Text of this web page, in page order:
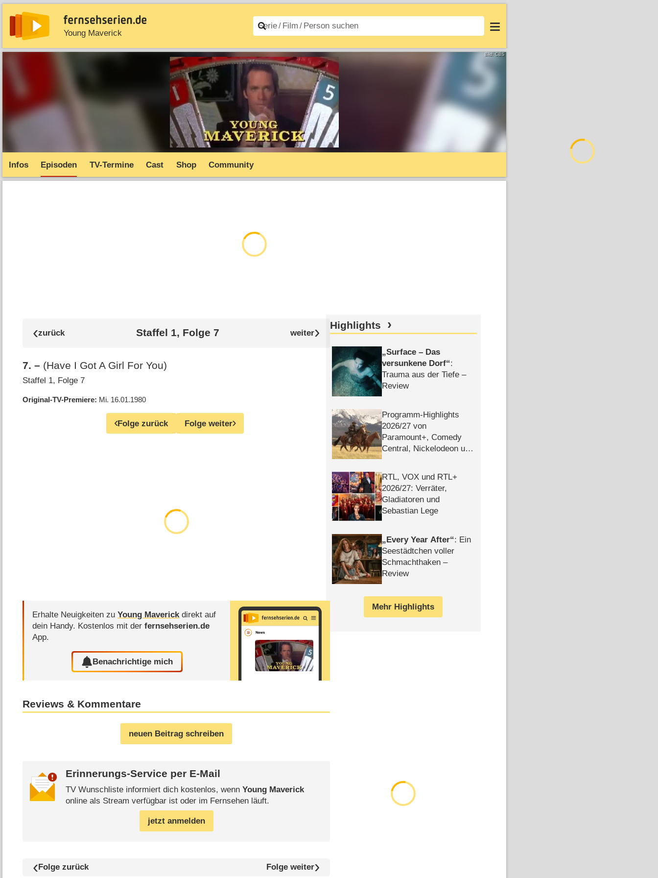
Young Maverick
News Entdecken Streaming Filme A–Z Login
Bild: CBS
Infos Episoden TV-Termine Cast Shop Community
Staffel 1, Folge 7
7.– (Have I Got A Girl For You)
Staffel 1, Folge 7
Original-TV-Premiere Mi. 16.01.1980
Folge zurück Folge weiter
Erhalte Neuigkeiten zuYoung Maverickdirekt auf
dein Handy. Kostenlos mit derfernsehserien.de
App.
Benachrichtige mich
Reviews & Kommentare
neuen Beitrag schreiben
Erinnerungs-Service per E-Mail
TV Wunschliste informiert dich kostenlos, wenn Young Maverick
online als Stream verfügbar ist oder im Fernsehen läuft.
jetzt anmelden
Folge zurück Folge weiter
Highlights
Surface – Das
versunkene Dorf :
Trauma aus der Tiefe –
Review
Programm-Highlights
2026/​27 von
Paramount+, Comedy
Central, Nickelodeon und
RTL, VOX und RTL+
2026/​27: Verräter,
Gladiatoren und
Sebastian Lege
Every Year After : Ein
Seestädtchen voller
Schmachthaken –
Review
Mehr Highlights